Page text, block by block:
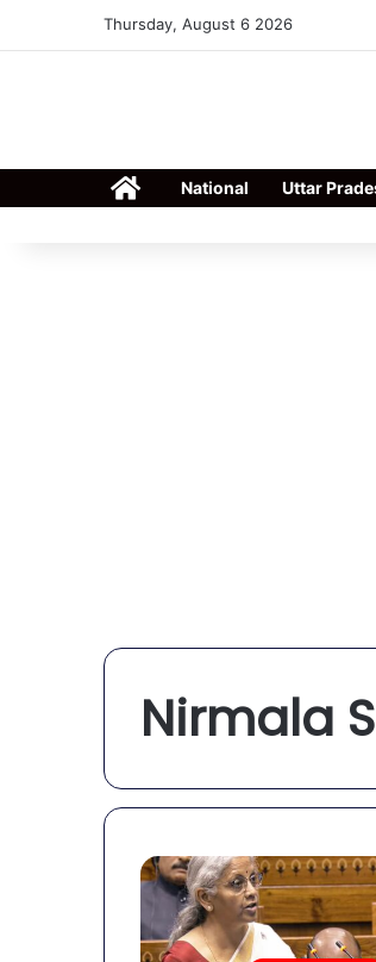
Thursday, August 6 2026
HomeNational Uttar
Nirmala